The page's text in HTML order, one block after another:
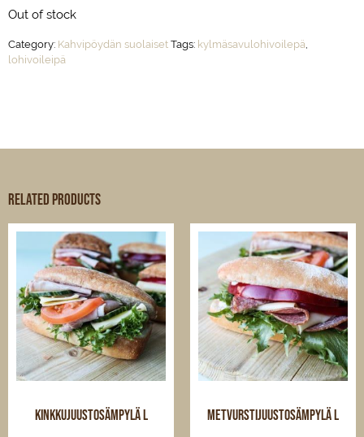
Out of stock
Category: Kahvipöydän suolaiset Tags: kylmäsavulohivoilepä,
lohivoileipä
Related products
Kinkkujuustosämpylä L Metvurstijuustosämpylä L